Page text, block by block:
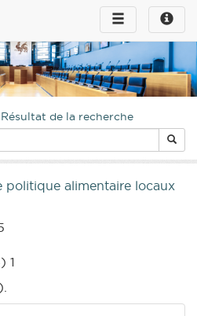
Toggle
infos
Toggle
navigation
de la recherche
politique alimentaire locaux
1